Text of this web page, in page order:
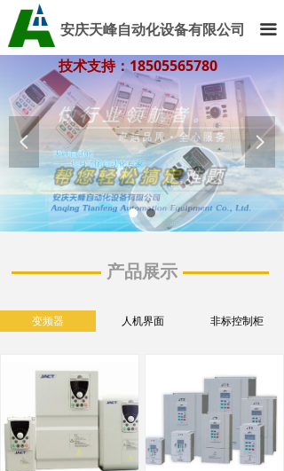
安庆天峰自动化设备有限公司 끀
技术支持：18505565780
技术支持：18505565780
넳 넲
产品展示
变频器 人机界面 非标控制柜